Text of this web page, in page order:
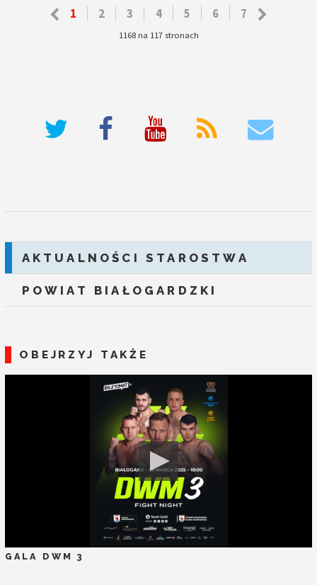
1 2 3 4 5 6 7
1168 na 117 stronach
AKTUALNOŚCI STAROSTWA
POWIAT BIAŁOGARDZKI
OBEJRZYJ TAKŻE
GALA DWM 3